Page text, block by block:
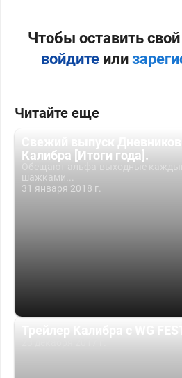
Чтобы оставить
войдитеили
Читайте еще
Калибра [Итоги года].
шажками...
31 января 2018 г.